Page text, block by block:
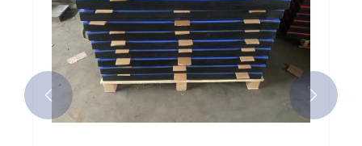
 